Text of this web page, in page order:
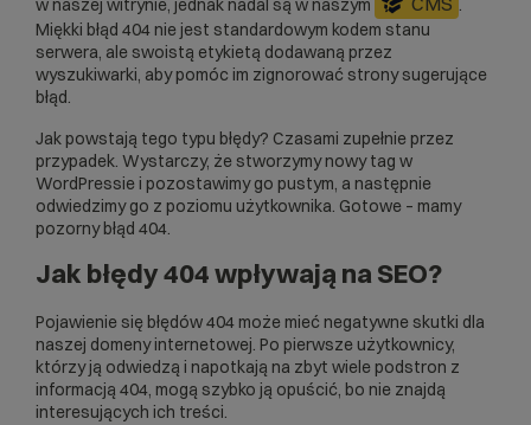
w naszej witrynie, jednak nadal są w naszym
.
Miękki błąd 404 nie jest standardowym kodem stanu
serwera, ale swoistą etykietą dodawaną przez
wyszukiwarki, aby pomóc im zignorować strony sugerujące
błąd.
Jak powstają tego typu błędy? Czasami zupełnie przez
przypadek. Wystarczy, że stworzymy nowy tag w
WordPressie i pozostawimy go pustym, a następnie
odwiedzimy go z poziomu użytkownika. Gotowe – mamy
pozorny błąd 404.
Jak błędy 404 wpływają na SEO?
Pojawienie się błędów 404 może mieć negatywne skutki dla
naszej domeny internetowej. Po pierwsze użytkownicy,
którzy ją odwiedzą i napotkają na zbyt wiele podstron z
informacją 404, mogą szybko ją opuścić, bo nie znajdą
interesujących ich treści.